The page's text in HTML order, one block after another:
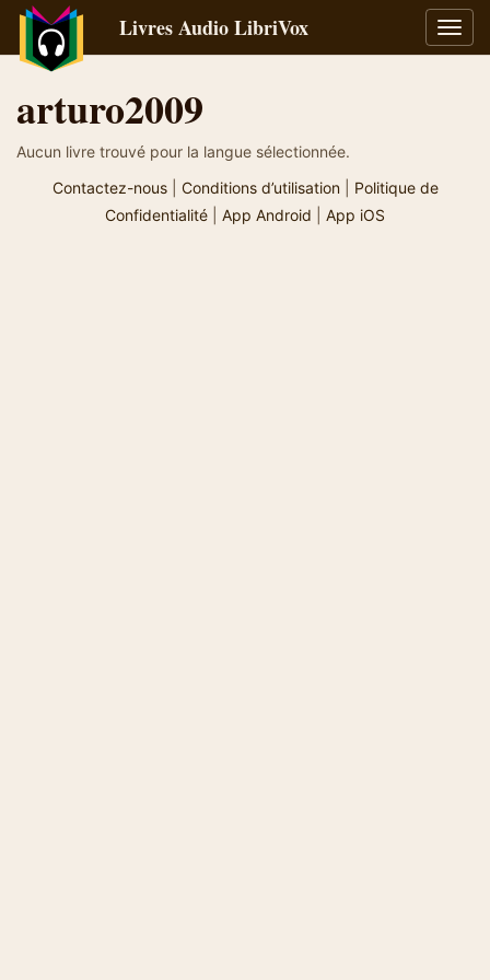
la
Livres Audio LibriVox
arturo2009
Aucun livre trouvé pour la langue sélectionnée.
Contactez-nous| Conditions d’utilisation| Politique de
Confidentialité
App Android App iOS